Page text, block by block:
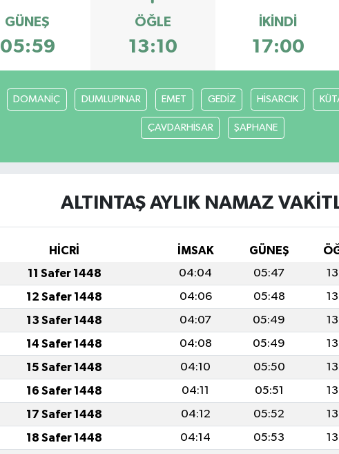
GÜNEŞ
05:59
ÖĞLE
13:10
İKINDI
17:00
DOMANİÇ DUMLUPINAR EMET GEDİZ HİSARCIK
ÇAVDARHİSAR ŞAPHANE
ALTINTAŞ AYLIK NAMAZ
HİCRİ İMSAK GÜNEŞ
11 Safer 1448 04:04 05:47
12 Safer 1448 04:06 05:48
13 Safer 1448 04:07 05:49
14 Safer 1448 04:08 05:49
15 Safer 1448 04:10 05:50
16 Safer 1448 04:11 05:51
17 Safer 1448 04:12 05:52
18 Safer 1448 04:14 05:53